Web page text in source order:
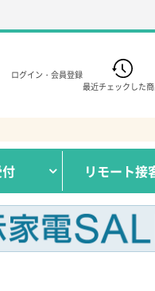
ログイン・会員登録
最近チェックした
リモート接